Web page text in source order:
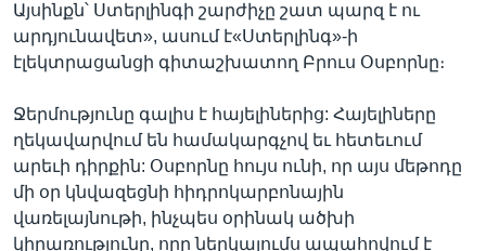
Այսինքն՝ Ստերլինգի շարժիչը շատ պարզ է ու
արդյունավետ», ասում է«Ստերլինգ»-ի
էլեկտրացանցի գիտաշխատող Բրուս Օսբորնը։
Ջերմությունը գալիս է հայելիներից: Հայելիները
ղեկավարվում են համակարգչով եւ հետեւում
արեւի դիրքին: Օսբորնը հույս ունի, որ այս մեթոդը
մի օր կնվազեցնի հիդրոկարբոնային
վառելայնութի, ինչպես օրինակ ածխի
կիրառությունը, որը ներկայումս ապահովում է